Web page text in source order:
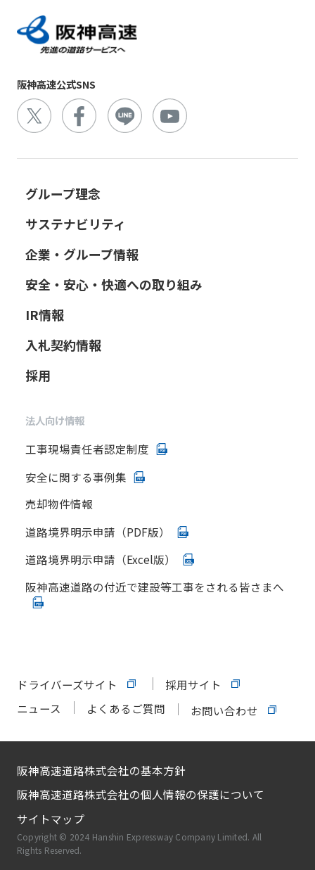
阪神高速公式SNS
グループ理念
サステナビリティ
企業・グループ情報
安全・安心・快適への取り組み
IR情報
入札契約情報
採用
法人向け情報
工事現場責任者認定制度
安全に関する事例集
売却物件情報
道路境界明示申請（PDF版）
道路境界明示申請（Excel版）
阪神高速道路の付近で建設等工事をされる皆さまへ
ドライバーズサイト
採用サイト
ニュース
よくあるご質問 お問い合わせ
阪神高速道路株式会社の基本方針
阪神高速道路株式会社の個人情報の保護について
サイトマップ
Copyright © 2024 Hanshin Expressway Company Limited. All
Rights Reserved.